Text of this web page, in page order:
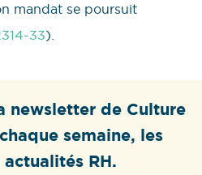
mandat se poursuit
33).
newsletter de Culture
semaine, les
RH.